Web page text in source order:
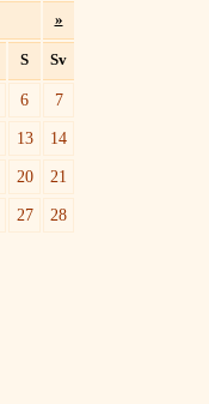
»
S Sv
6
7
13
14
20
21
27
28